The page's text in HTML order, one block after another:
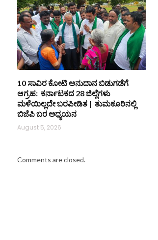
10 ಸಾವಿರ ಕೋಟಿ ಅನುದಾನ ಬಿಡುಗಡೆಗೆ
ಆಗ್ರಹ: ಕರ್ನಾಟಕದ 28 ಜಿಲ್ಲೆಗಳು
ಮಳೆಯಿಲ್ಲದೇ ಬರಪೀಡಿತ | ತುಮಕೂರಿನಲ್ಲಿ
ಬಿಜೆಪಿ ಬರ ಅಧ್ಯಯನ
August 5, 2026
Comments are closed.